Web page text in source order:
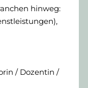
hinweg:
/ Dozentin /